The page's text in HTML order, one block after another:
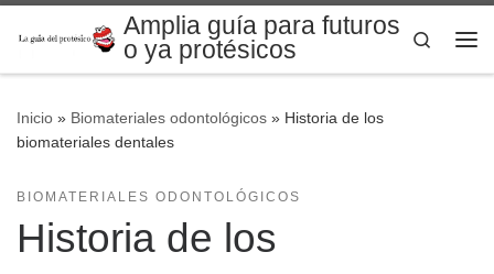
Saltar al contenidoAmplia guía para futuros
o ya protésicos
Search
Inicio » Biomateriales odontológicos » Historia de los
biomateriales dentales
BIOMATERIALES ODONTOLÓGICOS
Historia de los